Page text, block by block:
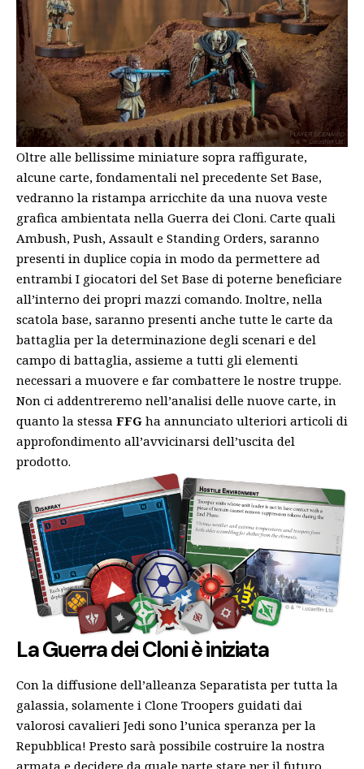
Oltre alle bellissime miniature sopra raffigurate,
alcune carte, fondamentali nel precedente Set Base,
vedranno la ristampa arricchite da una nuova veste
grafica ambientata nella Guerra dei Cloni. Carte quali
Ambush, Push, Assault e Standing Orders, saranno
presenti in duplice copia in modo da permettere ad
entrambi I giocatori del Set Base di poterne beneficiare
all’interno dei propri mazzi comando. Inoltre, nella
scatola base, saranno presenti anche tutte le carte da
battaglia per la determinazione degli scenari e del
campo di battaglia, assieme a tutti gli elementi
necessari a muovere e far combattere le nostre truppe.
Non ci addentreremo nell’analisi delle nuove carte, in
quanto la stessa FFG ha annunciato ulteriori articoli di
approfondimento all’avvicinarsi dell’uscita del
prodotto.
La Guerra dei Cloni è iniziata
Con la diffusione dell’alleanza Separatista per tutta la
galassia, solamente i Clone Troopers guidati dai
valorosi cavalieri Jedi sono l’unica speranza per la
Repubblica! Presto sarà possibile costruire la nostra
armata e decidere da quale parte stare per il futuro